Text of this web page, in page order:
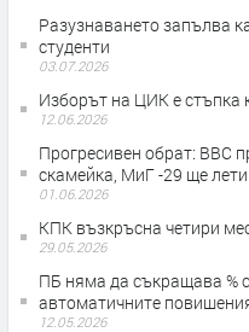
Разузнаването запълва
студенти
03.07.2026
Изборът на ЦИК е стъпка
12.06.2026
Прогресивен обрат: ВВС
скамейка, МиГ -29 ще
01.06.2026
КПК възкръсна четири
29.05.2026
ПБ няма да съкращава %
автоматичните
12.05.2026